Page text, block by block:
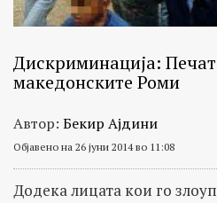
Дискриминација:
македонските Роми
Автор: Бекир Ајдини
Објавено на 26 јуни 2014 во 11:08
Додека лицата кои го